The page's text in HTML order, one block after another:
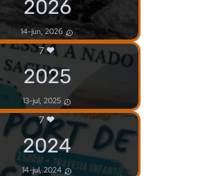
2026
14-jun, 2026
7
2025
13-jul, 2025
7
2024
14-jul, 2024